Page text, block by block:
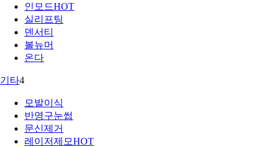
인모드HOT
실리프팅
덴서티
볼뉴머
온다
기타4
모발이식
반영구눈썹
문신제거
레이저제모HOT